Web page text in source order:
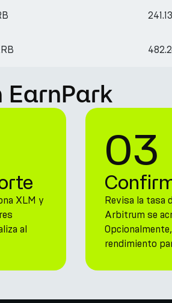
XLM y
al
03
Revisa la tasa
Arbitrum se
rendimiento